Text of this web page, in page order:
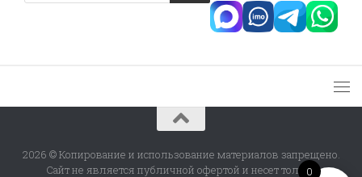
2026 © Копирование и использование материалов запрещено.
Сайт не является публичной офертой и несет только
0